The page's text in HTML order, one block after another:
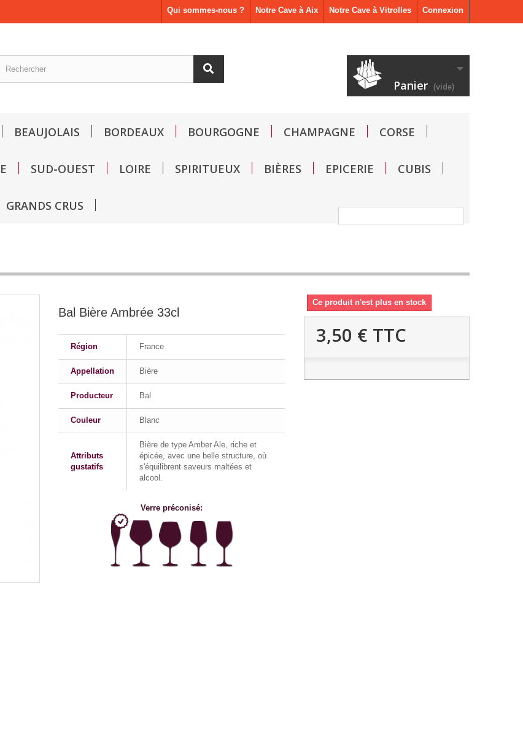
Connexion
Notre Cave à Vitrolles
Notre Cave à Aix
Qui sommes-nous ?
Panier (vide)
BEAUJOLAIS BORDEAUX BOURGOGNE CHAMPAGNE CORSE
SUD-OUEST LOIRE SPIRITUEUX BIÈRES EPICERIE CUBIS
GRANDS CRUS
Bal Bière Ambrée 33cl
Région France
Appellation Bière
Producteur Bal
Couleur Blanc
Attributs
gustatifs
Bière de type Amber Ale, riche et
épicée, avec une belle structure, où
s'équilibrent saveurs maltées et
alcool.
Verre préconisé:
Ce produit n'est plus en stock
3,50 € TTC